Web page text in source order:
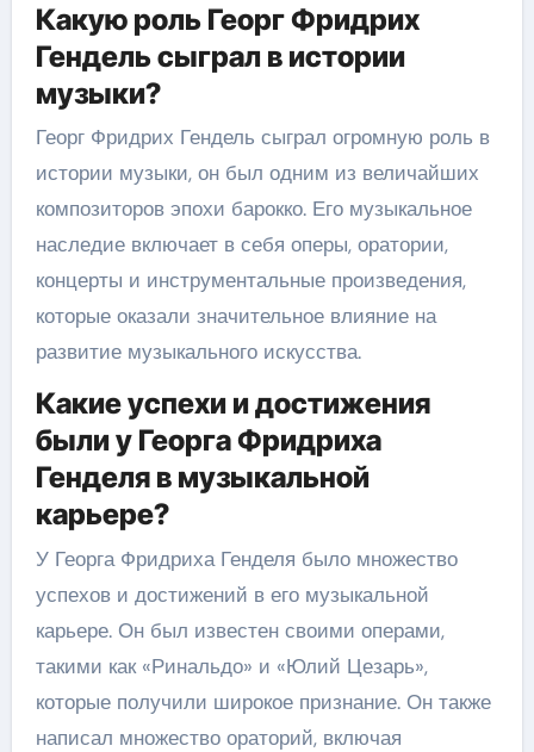
Какую роль Георг Фридрих
Гендель сыграл в истории
музыки?
Георг Фридрих Гендель сыграл огромную роль в
истории музыки, он был одним из величайших
композиторов эпохи барокко. Его музыкальное
наследие включает в себя оперы, оратории,
концерты и инструментальные произведения,
которые оказали значительное влияние на
развитие музыкального искусства.
Какие успехи и достижения
были у Георга Фридриха
Генделя в музыкальной
карьере?
У Георга Фридриха Генделя было множество
успехов и достижений в его музыкальной
карьере. Он был известен своими операми,
такими как «Ринальдо» и «Юлий Цезарь»,
которые получили широкое признание. Он также
написал множество ораторий, включая